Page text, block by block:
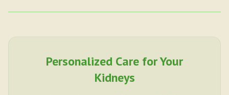
Personalized Care for Your
Kidneys